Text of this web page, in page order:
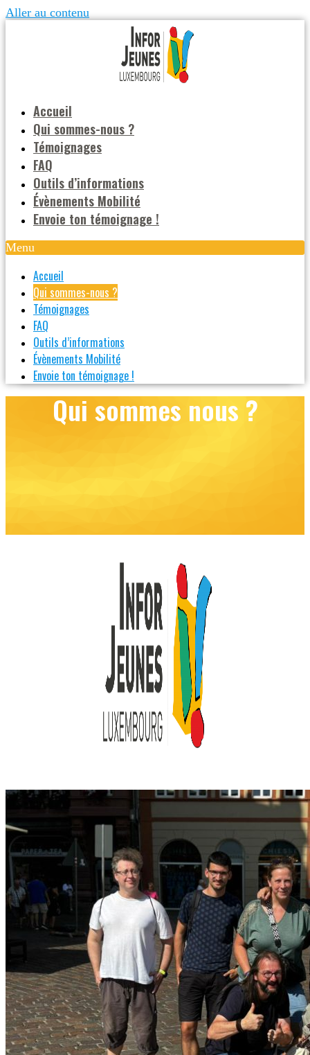
Aller au contenu
Accueil
Qui sommes-nous ?
Témoignages
FAQ
Outils d’informations
Évènements Mobilité
Envoie ton témoignage !
Menu
Accueil
Qui sommes-nous ?
Témoignages
FAQ
Outils d’informations
Évènements Mobilité
Envoie ton témoignage !
Qui sommes nous ?